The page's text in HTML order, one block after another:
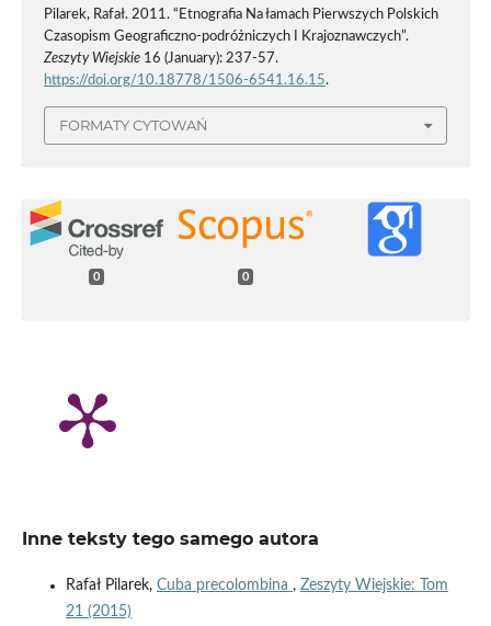
Pilarek, Rafał. 2011. “Etnografia Na łamach Pierwszych Polskich
Czasopism Geograficzno-podróżniczych I Krajoznawczych”.
Zeszyty Wiejskie16 (January): 237-57.
https://doi.org/10.18778/1506-6541.16.15.
FORMATY CYTOWAŃ
0 0
Inne teksty tego samego autora
Rafał Pilarek, Cuba precolombina , Zeszyty Wiejskie: Tom
21 (2015)